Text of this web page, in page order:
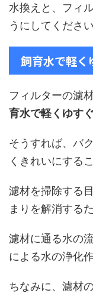
水換えと、フィ
うにしてください
飼育水で軽く
フィルターの濾
育水で軽くゆす
そうすれば、バ
くきれいにする
濾材を掃除する
まりを解消する
濾材に通る水の
による水の浄化
ちなみに、濾材